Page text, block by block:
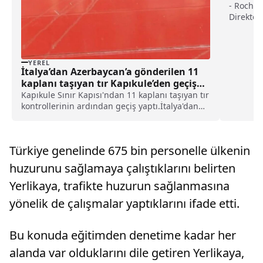
YEREL
İtalya’dan Azerbaycan’a gönderilen 11
kaplanı taşıyan tır Kapıkule’den geçiş
yaptı haberi
Kapıkule Sınır Kapısı'ndan 11 kaplanı taşıyan tır
kontrollerinin ardından geçiş yaptı.İtalya'dan
- Roche
Türkiye genelinde 675 bin personelle ülkenin
huzurunu sağlamaya çalıştıklarını belirten
Yerlikaya, trafikte huzurun sağlanmasına
yönelik de çalışmalar yaptıklarını ifade etti.
Bu konuda eğitimden denetime kadar her
alanda var olduklarını dile getiren Yerlikaya,